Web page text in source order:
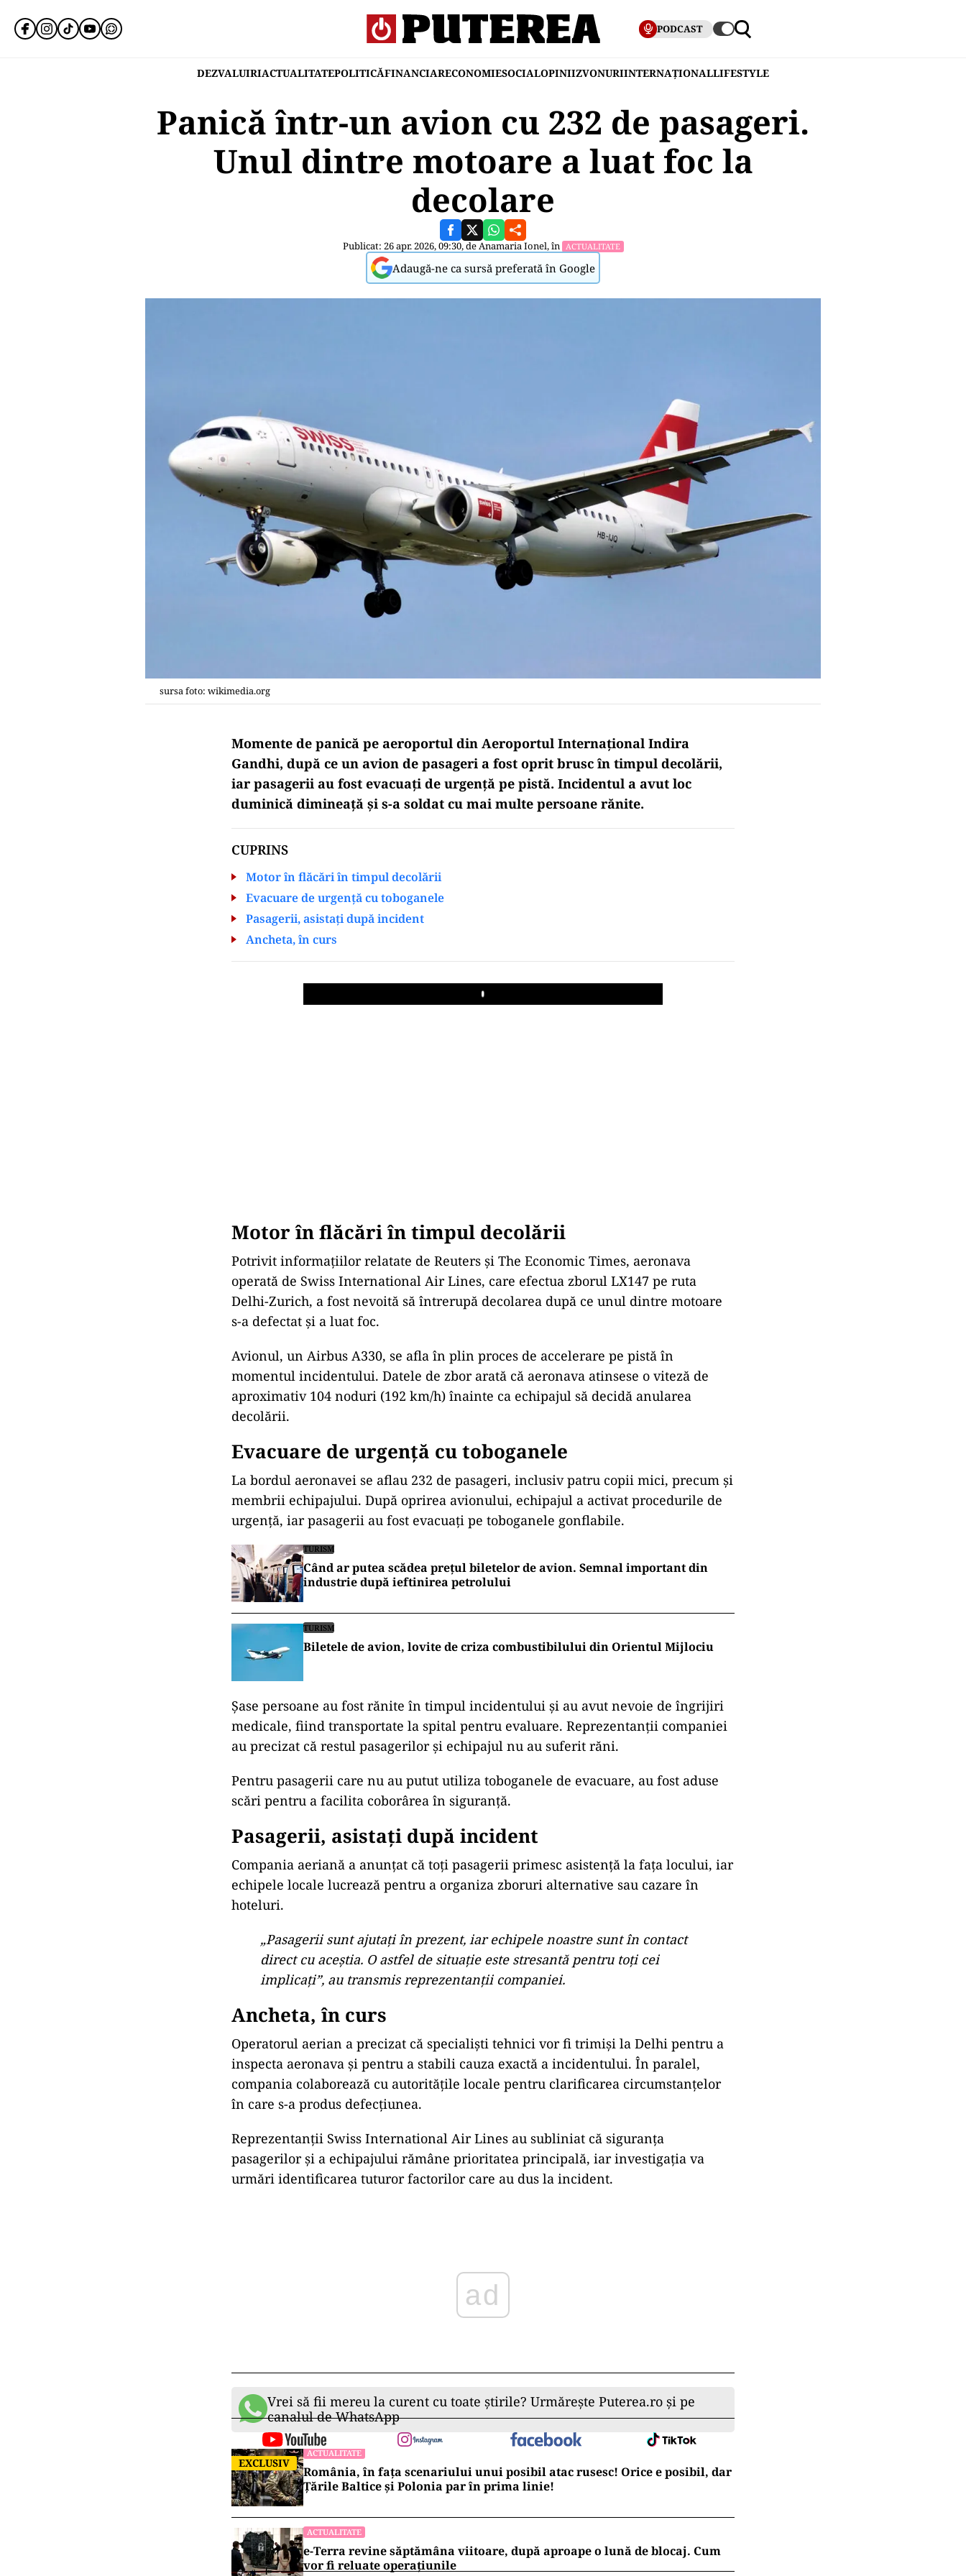
PODCAST
DEZVALUIRIACTUALITATEPOLITICĂFINANCIARECONOMIESOCIALOPINIIZVONURIINTERNAȚIONALLIFESTYLE
Panică într-un avion cu 232 de pasageri.
Unul dintre motoare a luat foc la
decolare
Publicat: 26 apr. 2026, 09:30, deAnamaria Ionel, în ACTUALITATE
Adaugă-ne ca sursă preferată în Google
sursa foto: wikimedia.org
Momente de panică pe aeroportul din Aeroportul Internațional Indira
Gandhi, după ce un avion de pasageri a fost oprit brusc în timpul decolării,
iar pasagerii au fost evacuați de urgență pe pistă. Incidentul a avut loc
duminică dimineață și s-a soldat cu mai multe persoane rănite.
CUPRINS
Motor în flăcări în timpul decolării
Evacuare de urgență cu toboganele
Pasagerii, asistați după incident
Ancheta, în curs
Play
Motor în flăcări în timpul decolării
Potrivit informațiilor relatate de Reuters și The Economic Times, aeronava
operată de Swiss International Air Lines, care efectua zborul LX147 pe ruta
Delhi-Zurich, a fost nevoită să întrerupă decolarea după ce unul dintre motoare
s-a defectat și a luat foc.
Avionul, un Airbus A330, se afla în plin proces de accelerare pe pistă în
momentul incidentului. Datele de zbor arată că aeronava atinsese o viteză de
aproximativ 104 noduri (192 km/h) înainte ca echipajul să decidă anularea
decolării.
Evacuare de urgență cu toboganele
La bordul aeronavei se aflau 232 de pasageri, inclusiv patru copii mici, precum și
membrii echipajului. După oprirea avionului, echipajul a activat procedurile de
urgență, iar pasagerii au fost evacuați pe toboganele gonflabile.
TURISM
Când ar putea scădea prețul biletelor de avion. Semnal important din
industrie după ieftinirea petrolului
TURISM
Biletele de avion, lovite de criza combustibilului din Orientul Mijlociu
Șase persoane au fost rănite în timpul incidentului și au avut nevoie de îngrijiri
medicale, fiind transportate la spital pentru evaluare. Reprezentanții companiei
au precizat că restul pasagerilor și echipajul nu au suferit răni.
Pentru pasagerii care nu au putut utiliza toboganele de evacuare, au fost aduse
scări pentru a facilita coborârea în siguranță.
Pasagerii, asistați după incident
Compania aeriană a anunțat că toți pasagerii primesc asistență la fața locului, iar
echipele locale lucrează pentru a organiza zboruri alternative sau cazare în
hoteluri.
„Pasagerii sunt ajutați în prezent, iar echipele noastre sunt în contact
direct cu aceștia. O astfel de situație este stresantă pentru toți cei
implicați”, au transmis reprezentanții companiei.
Ancheta, în curs
Operatorul aerian a precizat că specialiști tehnici vor fi trimiși la Delhi pentru a
inspecta aeronava și pentru a stabili cauza exactă a incidentului. În paralel,
compania colaborează cu autoritățile locale pentru clarificarea circumstanțelor
în care s-a produs defecțiunea.
Reprezentanții Swiss International Air Lines au subliniat că siguranța
pasagerilor și a echipajului rămâne prioritatea principală, iar investigația va
urmări identificarea tuturor factorilor care au dus la incident.
ad
Vrei să fii mereu la curent cu toate știrile? Urmărește Puterea.ro și pe
canalul de WhatsApp
EXCLUSIV
ACTUALITATE
România, în fața scenariului unui posibil atac rusesc! Orice e posibil, dar
Țările Baltice și Polonia par în prima linie!
ACTUALITATE
e-Terra revine săptămâna viitoare, după aproape o lună de blocaj. Cum
vor fi reluate operațiunile